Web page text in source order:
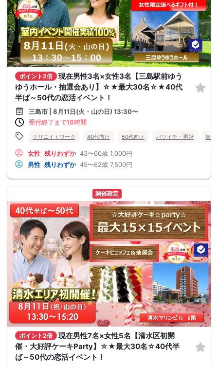
ポイント2倍
現在男性3名×女性3名【三島駅前ゆう
ゆうホール・抽選会あり】☆★最大30名☆★40代
半ば～50代の恋活イベント！
三島市 | 8月11日(火・山の日) 13:30〜
受付終了まで18時間
クリエイトワーク 40代向け 50代向け バツイチ・再婚 街コ
女性 残りわずか 43〜60歳 1,000円
男性 残りわずか 45〜62歳 7,500円
開催確定
ポイント2倍
現在男性7名×女性5名【清水区初開
催・大好評ケーキParty】☆★最大30名☆40代半
ば～50代の恋活イベント！